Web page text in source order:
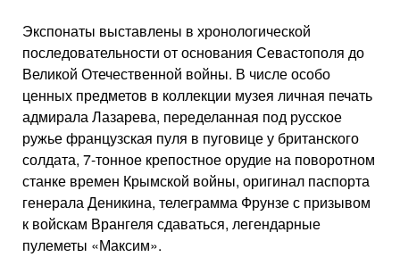
Экспонаты выставлены в хронологической
последовательности от основания Севастополя до
Великой Отечественной войны. В числе особо
ценных предметов в коллекции музея личная печать
адмирала Лазарева, переделанная под русское
ружье французская пуля в пуговице у британского
солдата, 7-тонное крепостное орудие на поворотном
станке времен Крымской войны, оригинал паспорта
генерала Деникина, телеграмма Фрунзе с призывом
к войскам Врангеля сдаваться, легендарные
пулеметы «Максим».